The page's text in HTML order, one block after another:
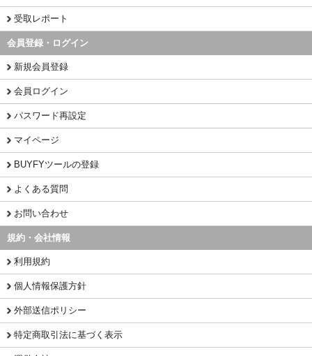
受取レポート
会員登録・ログイン
新規会員登録
会員ログイン
パスワード再設定
マイページ
BUYFYツールの登録
よくある質問
お問い合わせ
規約・会社情報
利用規約
個人情報保護方針
外部送信ポリシー
特定商取引法に基づく表示